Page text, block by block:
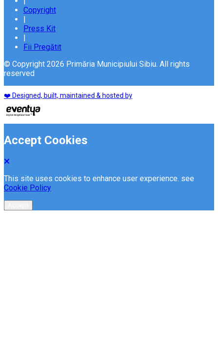
Copyright
Press Kit
Fii Pregătit
© Copyright 2026 Primăria Municipiului Sibiu. All rights
reserved
❤️ Designed, built, maintained & hosted by
Accept Cookies
This site uses cookies to enhance user experience. see
Cookie Policy